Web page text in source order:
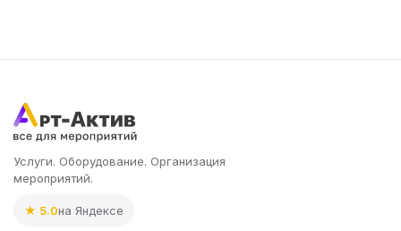
Услуги. Оборудование. Организация
мероприятий.
★ 5.0на Яндексе